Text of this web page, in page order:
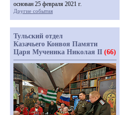
основан 25 февраля 2021 г.
Другие события
Тульский отдел
Казачьего Конвоя Памяти
Царя Мученика Николая II (66)